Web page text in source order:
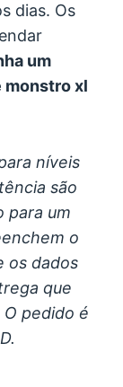
dias. Os
um
monstro xl
níveis
são
para um
o
os dados
que
pedido é